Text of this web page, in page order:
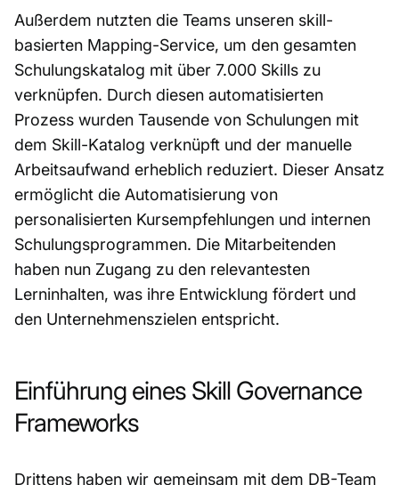
Außerdem nutzten die Teams unseren skill-
basierten Mapping-Service, um den gesamten
Schulungskatalog mit über 7.000 Skills zu
verknüpfen. Durch diesen automatisierten
Prozess wurden Tausende von Schulungen mit
dem Skill-Katalog verknüpft und der manuelle
Arbeitsaufwand erheblich reduziert. Dieser Ansatz
ermöglicht die Automatisierung von
personalisierten Kursempfehlungen und internen
Schulungsprogrammen. Die Mitarbeitenden
haben nun Zugang zu den relevantesten
Lerninhalten, was ihre Entwicklung fördert und
den Unternehmenszielen entspricht.
Einführung eines Skill Governance
Frameworks
Drittens haben wir gemeinsam mit dem DB-Team